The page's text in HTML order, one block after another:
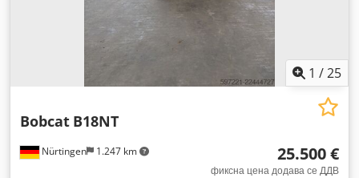
1 /25
Nürtingen 1.247 km
Bobcat B18NT
25.500 €
фиксна цена додава се ДДВ